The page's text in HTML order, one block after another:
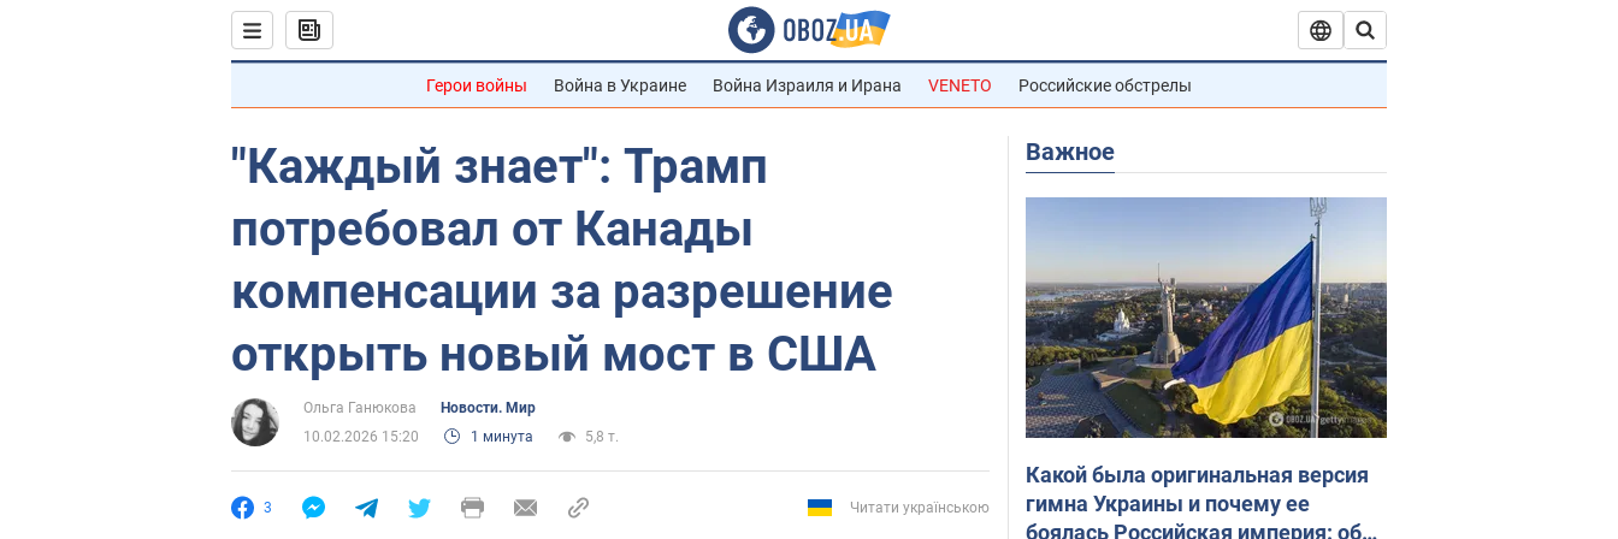
Герои войны Война в Украине Война Израиля и Ирана VENETO Российские обстрелы
"Каждый знает": Трамп
потребовал от Канады
компенсации за разрешение
открыть новый мост в США
Ольга Ганюкова
Новости. Мир
10.02.2026 15:20
1 минута 5,8 т.
3 Читати українською
Важное
Какой была оригинальная версия
гимна Украины и почему ее
боялась Российская империя: об